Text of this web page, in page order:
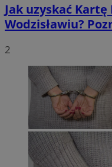
Jak uzyskać
Wodzisławiu?
2